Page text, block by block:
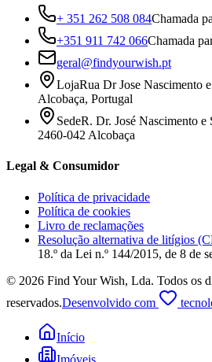
+ 351 262 508 084Chamada
+351 911 742 066Chamada
geral@findyourwish.pt
LojaRua Dr Jose Nascimento
Alcobaça, Portugal
SedeR. Dr. José Nascimento e
2460-042 Alcobaça
Legal & Consumidor
Política de privacidade
Política de cookies
Livro de reclamações
Resolução alternativa de litígios
18.º da Lei n.º 144/2015, de 8 de
© 2026 Find Your Wish, Lda. Todos os
reservados.Desenvolvido com
Início
Imóveis